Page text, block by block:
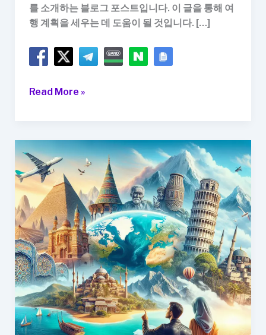
를 소개하는 블로그 포스트입니다. 이 글을 통해 여
행 계획을 세우는 데 도움이 될 것입니다. […]
최
행
지
를
찾
아
서:
세
계
일
주
블
로
그
Read More »